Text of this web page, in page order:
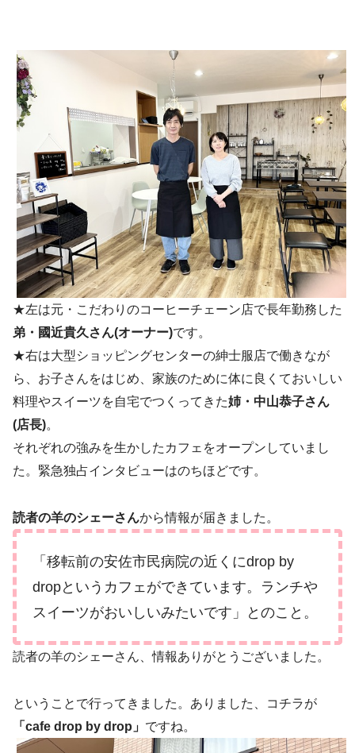
★左は元・こだわりのコーヒーチェーン店で長年勤務した
弟・國近貴久さん(オーナー)です。
★右は大型ショッピングセンターの紳士服店で働きなが
ら、お子さんをはじめ、家族のために体に良くておいしい
料理やスイーツを自宅でつくってきた姉・中山恭子さん
(店長)。
それぞれの強みを生かしたカフェをオープンしていまし
た。緊急独占インタビューはのちほどです。
読者の羊のシェーさんから情報が届きました。
「移転前の安佐市民病院の近くにdrop by
dropというカフェができています。ランチや
スイーツがおいしいみたいです」とのこと。
読者の羊のシェーさん、情報ありがとうございました。
ということで行ってきました。ありました、コチラが
「cafe drop by drop」 ですね。